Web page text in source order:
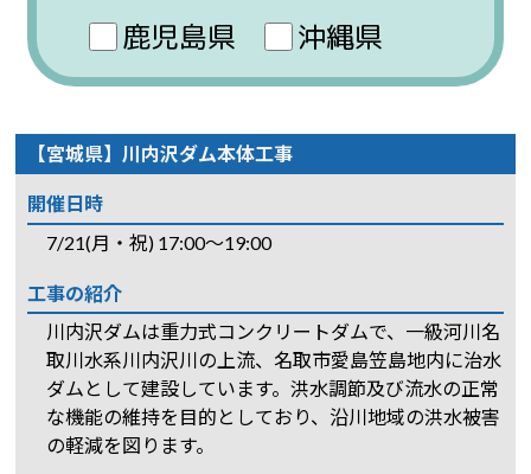
鹿児島県
沖縄県
【宮城県】川内沢ダム本体工事
開催日時
7/21(月・祝) 17:00～19:00
工事の紹介
川内沢ダムは重力式コンクリートダムで、一級河川名
取川水系川内沢川の上流、名取市愛島笠島地内に治水
ダムとして建設しています。洪水調節及び流水の正常
な機能の維持を目的としており、沿川地域の洪水被害
の軽減を図ります。